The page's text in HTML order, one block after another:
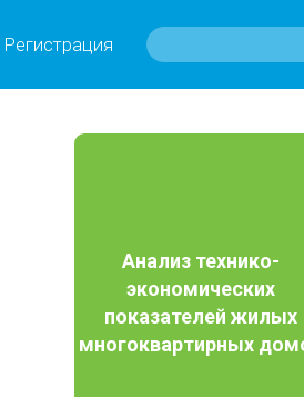
Регистрация
Анализ технико-
экономических
показателей жилых
многоквартирных